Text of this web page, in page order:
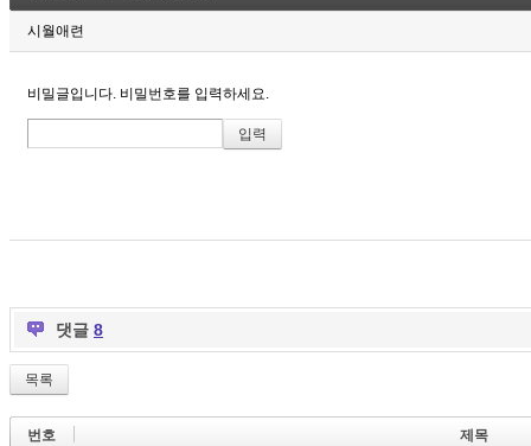
시월애련
비밀글입니다. 비밀번호를 입력하세요.
댓글 8
목록
번호 제목